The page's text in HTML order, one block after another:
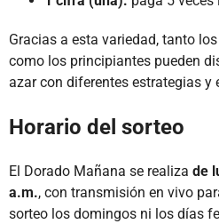
Gracias a esta variedad, tanto
como los principiantes pueden
azar con diferentes estrategias y
Horario del sorteo
El Dorado Mañana se realiza de
a.m., con transmisión en vivo
sorteo los domingos ni los días